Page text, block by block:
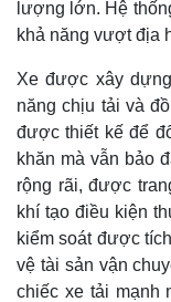
lượng lớn. Hệ
khả năng vượt địa
Xe được xây
năng chịu tải và
được thiết kế để
khăn mà vẫn bảo
rộng rãi, được
khí tạo điều kiện
kiểm soát được
vệ tài sản vận
chiếc xe tải mạnh